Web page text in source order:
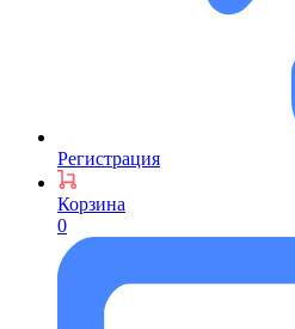
Регистрация
Корзина
0